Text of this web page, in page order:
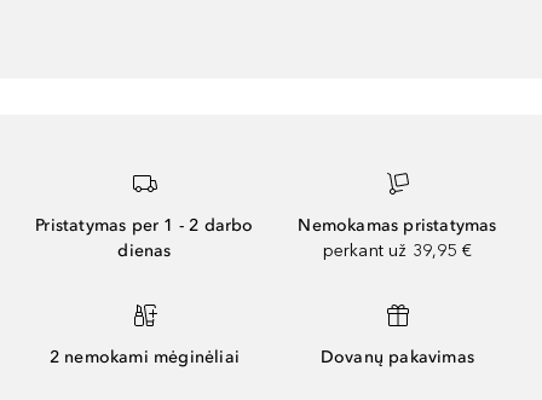
Pristatymas per 1 - 2 darbo
dienas
Nemokamas pristatymas
perkant už 39,95 €
2 nemokami mėginėliai Dovanų pakavimas